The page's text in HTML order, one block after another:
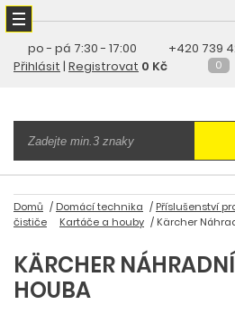
po - pá 7:30 - 17:00
+420 739
Přihlásit | Registrovat 0 Kč 0
Domů Domácí technika Příslušenství
čističe
Kartáče a houby Kärcher
KÄRCHER
HOUBA